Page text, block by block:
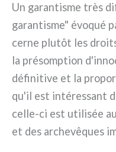
Un garan­ti­sme très
garan­ti­sme" évo­qué
cer­ne plu­tôt les
la pré­somp­tion
défi­ni­ti­ve et la
qu'il est inté­res­sant
celle-ci est uti­li­sée
et des arche­vê­ques